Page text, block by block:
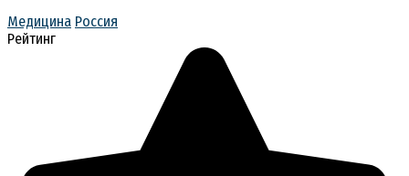
Медицина Россия
Рейтинг